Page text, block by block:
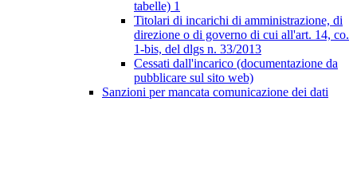
tabelle) 1
Titolari di incarichi di amministrazione, di
direzione o di governo di cui all'art. 14, co.
1-bis, del dlgs n. 33/2013
Cessati dall'incarico (documentazione da
pubblicare sul sito web)
Sanzioni per mancata comunicazione dei dati